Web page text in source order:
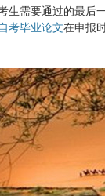
需要通过的最后
考毕业论文在申报